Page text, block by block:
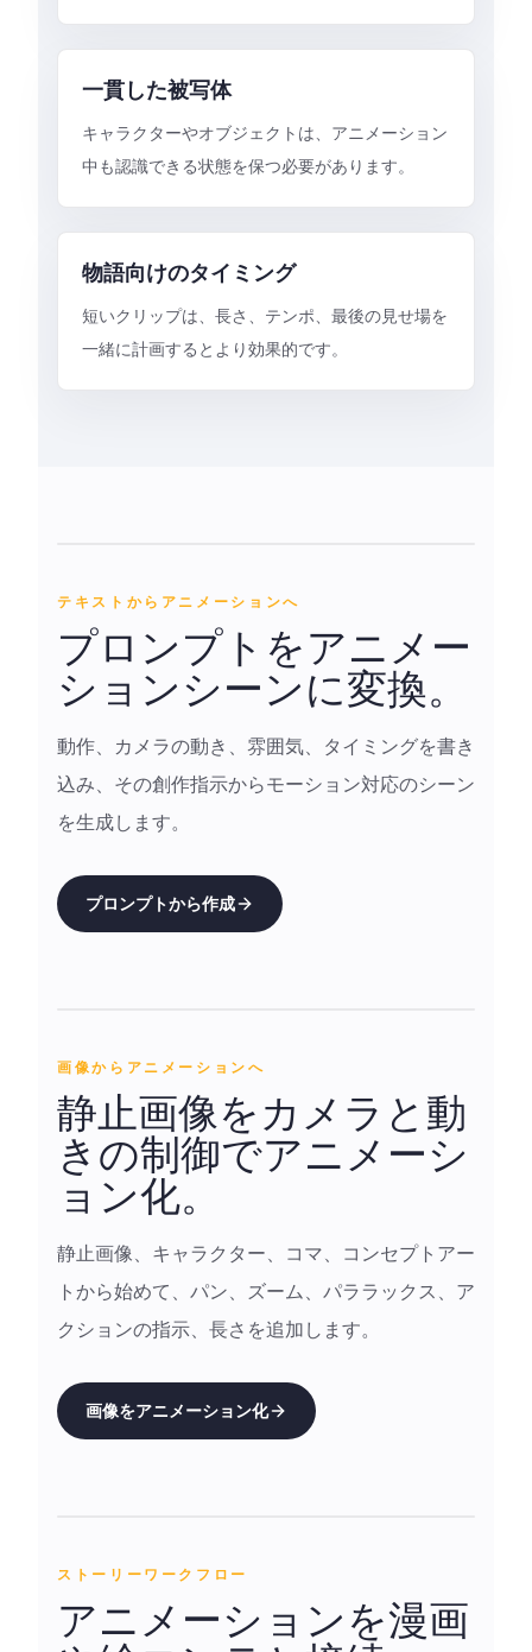
一貫した被写体
キャラクターやオブジェクトは、アニメーション
中も認識できる状態を保つ必要があります。
物語向けのタイミング
短いクリップは、長さ、テンポ、最後の見せ場を
一緒に計画するとより効果的です。
テキストからアニメーションへ
プロンプトをアニメー
ションシーンに変換。
動作、カメラの動き、雰囲気、タイミングを書き
込み、その創作指示からモーション対応のシーン
を生成します。
プロンプトから作成
画像からアニメーションへ
静止画像をカメラと動
きの制御でアニメーシ
ョン化。
静止画像、キャラクター、コマ、コンセプトアー
トから始めて、パン、ズーム、パララックス、ア
クションの指示、長さを追加します。
画像をアニメーション化
ストーリーワークフロー
アニメーションを漫画